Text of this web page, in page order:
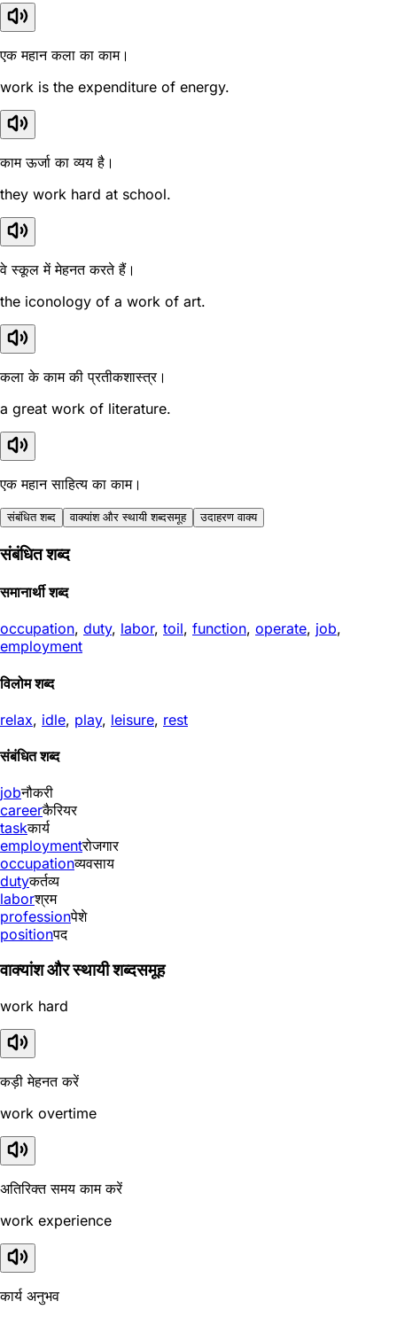
एक महान कला का काम।
work is the expenditure of energy.
काम ऊर्जा का व्यय है।
they work hard at school.
वे स्कूल में मेहनत करते हैं।
the iconology of a work of art.
कला के काम की प्रतीकशास्त्र।
a great work of literature.
एक महान साहित्य का काम।
संबंधित शब्द वाक्यांश और स्थायी शब्दसमूह उदाहरण वाक्य
संबंधित शब्द
समानार्थी शब्द
occupation, duty, labor, toil, function, operate, job,
employment
विलोम शब्द
relax, idle, play, leisure, rest
संबंधित शब्द
jobनौकरी
careerकैरियर
taskकार्य
employmentरोजगार
occupationव्यवसाय
dutyकर्तव्य
laborश्रम
professionपेशे
positionपद
वाक्यांश और स्थायी शब्दसमूह
work hard
कड़ी मेहनत करें
work overtime
अतिरिक्त समय काम करें
work experience
कार्य अनुभव